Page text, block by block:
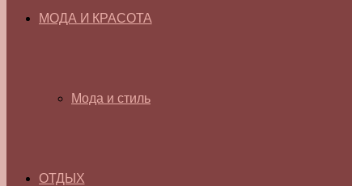
МОДА И КРАСОТА
Мода и стиль
ОТДЫХ